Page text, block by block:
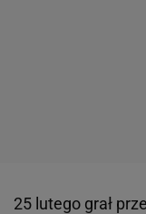
25 lutego grał